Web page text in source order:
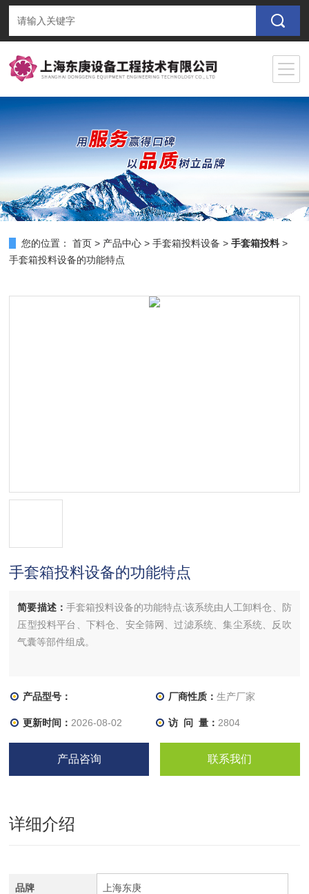
您的位置： 首页 > 产品中心 >手套箱投料设备 >手套箱投料 >
手套箱投料设备的功能特点
手套箱投料设备的功能特点
简要描述： 手套箱投料设备的功能特点:该系统由人工卸料仓、防
压型投料平台、下料仓、安全筛网、过滤系统、集尘系统、反吹
气囊等部件组成。
产品型号： 厂商性质： 生产厂家
更新时间： 2026-08-02 访 问 量： 2804
产品咨询 联系我们
详细介绍
品牌 上海东庚